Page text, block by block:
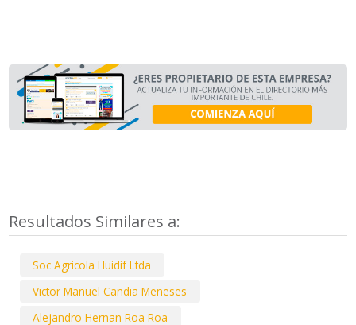
Resultados Similares a:
Soc Agricola Huidif Ltda
Victor Manuel Candia Meneses
Alejandro Hernan Roa Roa